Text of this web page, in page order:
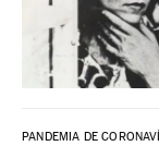
PANDEMIA DE